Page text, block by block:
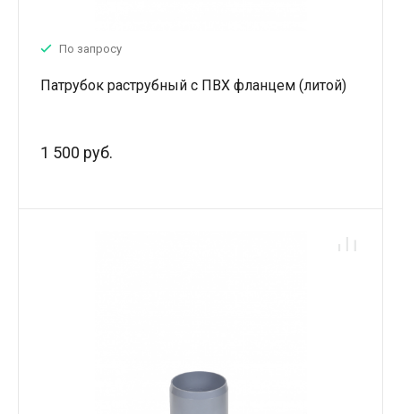
По запросу
Патрубок раструбный с ПВХ фланцем (литой)
1 500 руб.